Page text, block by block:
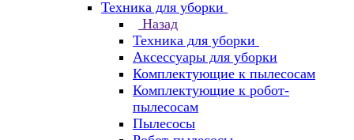
Техника для уборки
Назад
Техника для уборки
Аксессуары для уборки
Комплектующие к пылесосам
Комплектующие к робот-
пылесосам
Пылесосы